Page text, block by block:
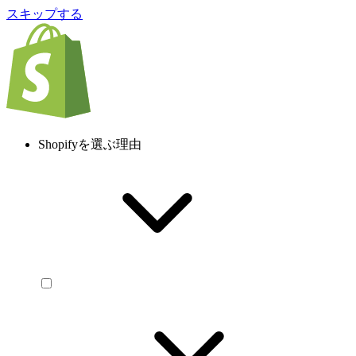
スキップする
Shopifyを選ぶ理由